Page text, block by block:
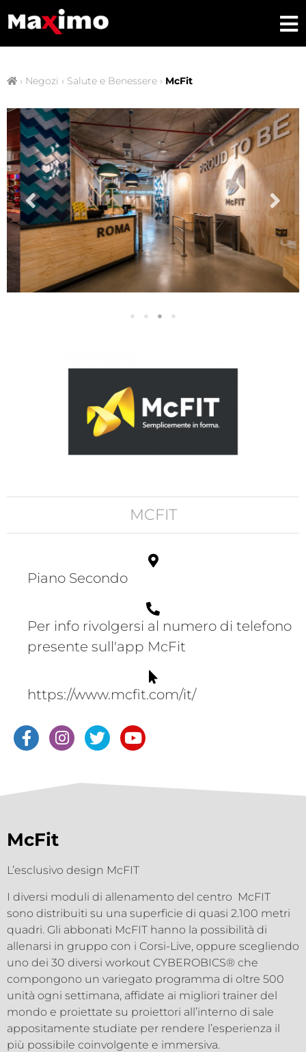
› Negozi › Salute e Benessere › McFit
MCFIT
Piano Secondo
Per info rivolgersi al numero di telefono
presente sull'app McFit
https://www.mcfit.com/it/
McFit
L’esclusivo design McFIT
I diversi moduli di allenamento del centro McFIT
sono distribuiti su una superficie di quasi 2.100 metri
quadri. Gli abbonati McFIT hanno la possibilità di
allenarsi in gruppo con i Corsi-Live, oppure scegliendo
uno dei 30 diversi workout CYBEROBICS® che
compongono un variegato programma di oltre 500
unità ogni settimana, affidate ai migliori trainer del
mondo e proiettate su proiettori all’interno di sale
appositamente studiate per rendere l’esperienza il
più possibile coinvolgente e immersiva.